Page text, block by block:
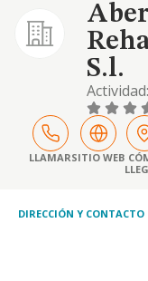
S.l.
por
LLAMARSITIO WEB
DIRECCIÓN Y CONTACTO